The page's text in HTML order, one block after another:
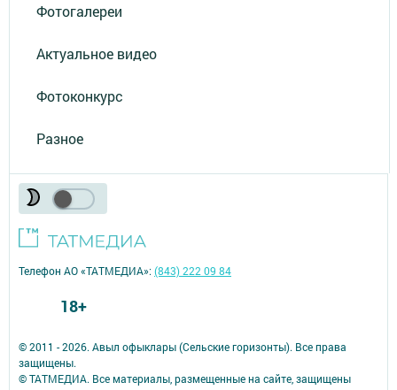
Фотогалереи
Актуальное видео
Фотоконкурс
Разное
© 2011 - 2026. Авыл офыклары (Сельские горизонты). Все права
защищены.
© ТАТМЕДИА. Все материалы, размещенные на сайте, защищены
Телефон АО «ТАТМЕДИА»:(843) 222 09 84
18+